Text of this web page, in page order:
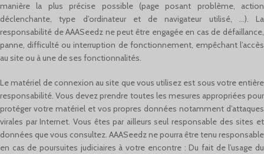
manière la plus précise possible (page posant problème, action
déclenchante, type d’ordinateur et de navigateur utilisé, …). La
responsabilité de AAASeedz ne peut être engagée en cas de défaillance,
panne, difficulté ou interruption de fonctionnement, empêchant l’accès
au site ou à une de ses fonctionnalités.
Le matériel de connexion au site que vous utilisez est sous votre entière
responsabilité. Vous devez prendre toutes les mesures appropriées pour
protéger votre matériel et vos propres données notamment d’attaques
virales par Internet. Vous êtes par ailleurs seul responsable des sites et
données que vous consultez. AAASeedz ne pourra être tenu responsable
en cas de poursuites judiciaires à votre encontre : Du fait de l’usage du